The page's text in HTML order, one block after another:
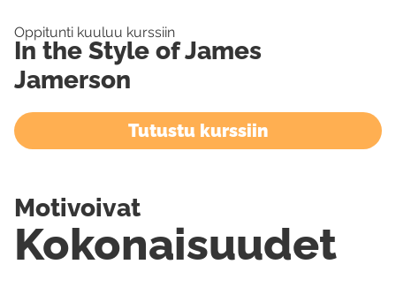
Oppitunti kuuluu kurssiin
In the Style of James
Jamerson
Tutustu kurssiin
Kokonaisuudet
Motivoivat